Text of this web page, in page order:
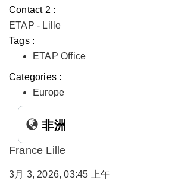
Contact 2 :
ETAP - Lille
Tags :
ETAP Office
Categories :
Europe
非洲
France Lille
3月 3, 2026, 03:45 上午